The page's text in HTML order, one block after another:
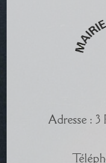
Adresse : 3